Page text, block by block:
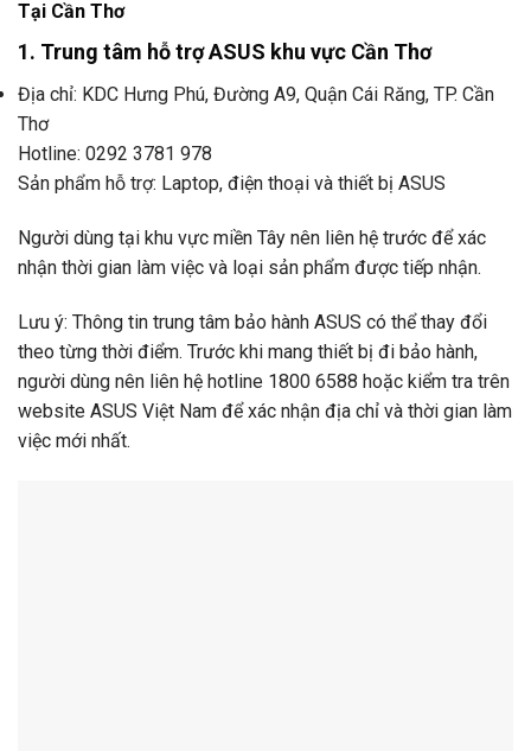
Tại Cần Thơ
1. Trung tâm hỗ trợ ASUS khu vực Cần Thơ
Địa chỉ: KDC Hưng Phú, Đường A9, Quận Cái Răng, TP. Cần
Thơ
Hotline: 0292 3781 978
Sản phẩm hỗ trợ: Laptop, điện thoại và thiết bị ASUS
Người dùng tại khu vực miền Tây nên liên hệ trước để xác
nhận thời gian làm việc và loại sản phẩm được tiếp nhận.
Lưu ý: Thông tin trung tâm bảo hành ASUS có thể thay đổi
theo từng thời điểm. Trước khi mang thiết bị đi bảo hành,
người dùng nên liên hệ hotline 1800 6588 hoặc kiểm tra trên
website ASUS Việt Nam để xác nhận địa chỉ và thời gian làm
việc mới nhất.